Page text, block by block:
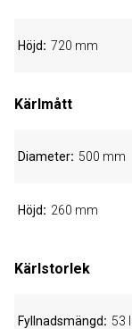
Höjd 720 mm
Kärlmått
Diameter 500 mm
Höjd 260 mm
Kärlstorlek
Fyllnadsmängd 53 l